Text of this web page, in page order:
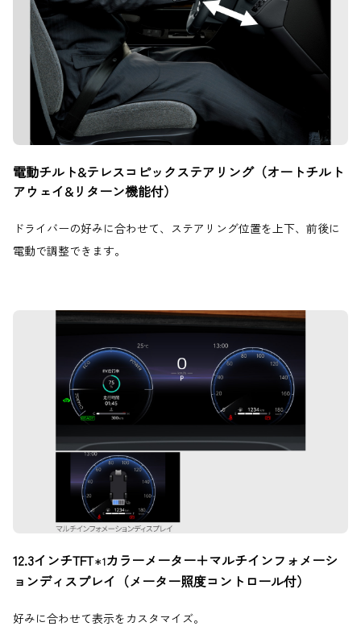
電動チルト&テレスコピックステアリング（オートチルト
アウェイ&リターン機能付）
ドライバーの好みに合わせて、ステアリング位置を上下、前後に
電動で調整できます。
12.3インチTFT＊1カラーメーター＋マルチインフォメーシ
ョンディスプレイ（メーター照度コントロール付）
好みに合わせて表示をカスタマイズ。